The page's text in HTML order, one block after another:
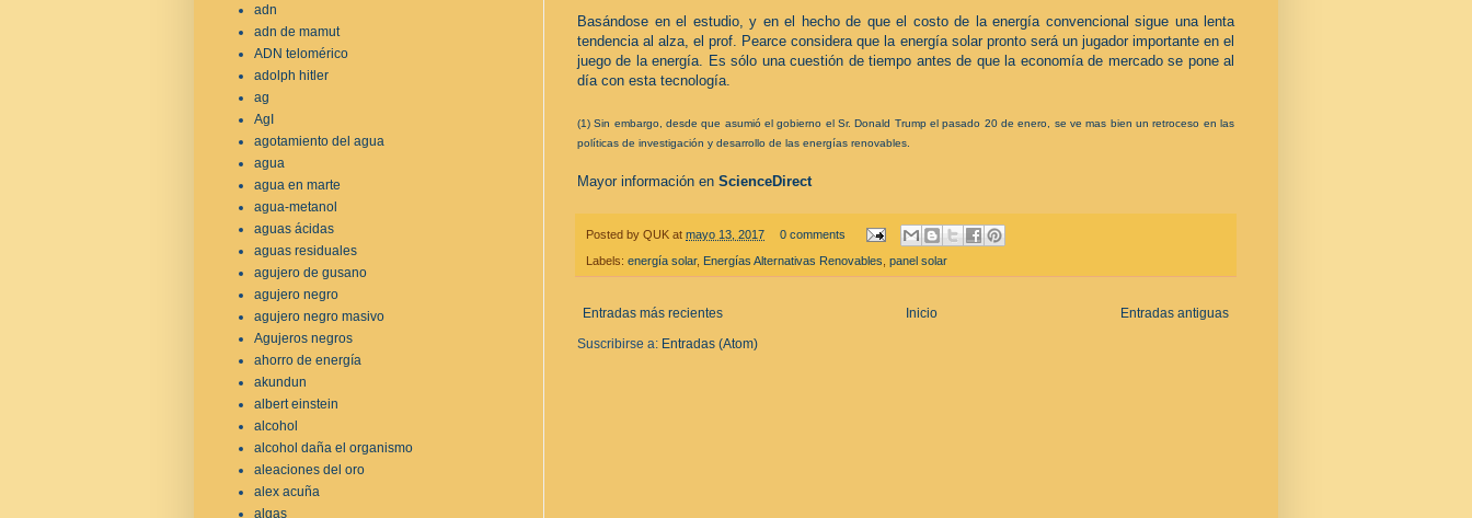
Basándose en el estudio, y en el hecho de que el costo de la energía convencional sigue una lenta
tendencia al alza, el prof. Pearce considera que la energía solar pronto será un jugador importante en el
juego de la energía. Es sólo una cuestión de tiempo antes de que la economía de mercado se pone al
día con esta tecnología.
(1) Sin embargo, desde que asumió el gobierno el Sr. Donald Trump el pasado 20 de enero, se ve mas bien un retroceso en las
políticas de investigación y desarrollo de las energías renovables.
Mayor información en ScienceDirect
Posted by QUK at mayo 13, 2017 0 comments
Labels: energía solar, Energías Alternativas Renovables panel solar
Entradas más recientes Entradas antiguas
Inicio
Suscribirse a: Entradas (Atom)
adn
adn de mamut
ADN telomérico
adolph hitler
ag
AgI
agotamiento del agua
agua
agua en marte
agua-metanol
aguas ácidas
aguas residuales
agujero de gusano
agujero negro
agujero negro masivo
Agujeros negros
ahorro de energía
akundun
albert einstein
alcohol
alcohol daña el organismo
aleaciones del oro
alex acuña
algas